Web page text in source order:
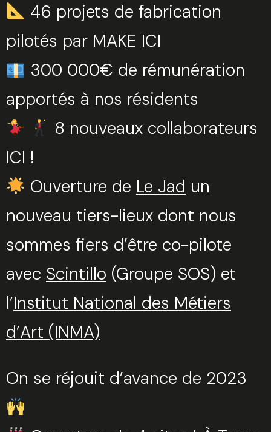
46 projets de fabrication
pilotés par MAKE ICI
300 000€ de rémunération
apportés à nos résidents
8 nouveaux collaborateurs
ICI !
Ouverture de Le Jad un
nouveau tiers-lieux dont nous
sommes fiers d’être co-pilote
avec Scintillo (Groupe SOS) et
l’Institut National des Métiers
d’Art (INMA)
On se réjouit d’avance de 2023